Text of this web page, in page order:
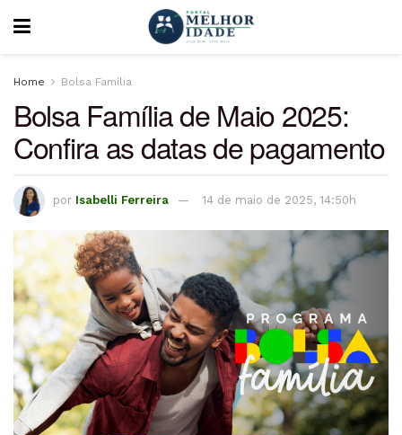
Home Bolsa Família
Bolsa Família de Maio 2025:
Confira as datas de pagamento
por Isabelli Ferreira 14 de maio de 2025, 14:50h